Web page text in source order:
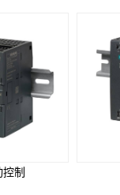
控制